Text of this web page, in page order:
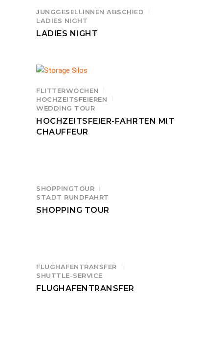
JUNGGESELLINNEN ABSCHIED
LADIES NIGHT
LADIES NIGHT
FLITTERWOCHEN
HOCHZEITSFEIEREN
WEDDING TOUR
HOCHZEITSFEIER-FAHRTEN MIT
CHAUFFEUR
SHOPPINGTOUR
STADT RUNDFAHRT
SHOPPING TOUR
FLUGHAFENTRANSFER
SHUTTLE-SERVICE
FLUGHAFENTRANSFER